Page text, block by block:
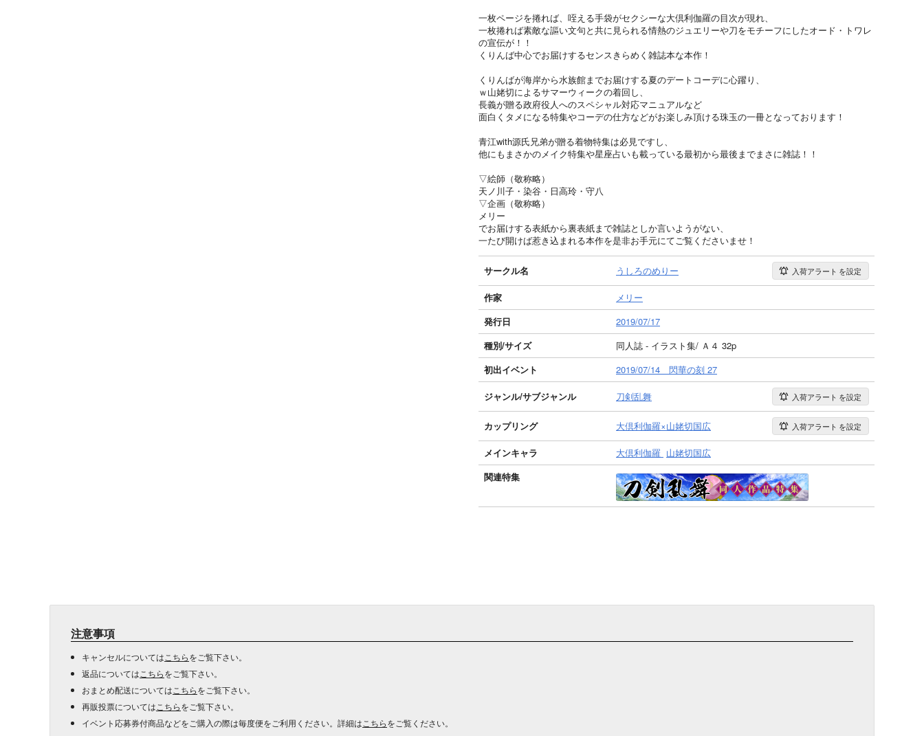
一枚ページを捲れば、咥える手袋がセクシーな大倶利伽羅の目次が現れ、
一枚捲れば素敵な謳い文句と共に見られる情熱のジュエリーや刀をモチーフにしたオード・トワレ
の宣伝が！！
くりんば中心でお届けするセンスきらめく雑誌本な本作！
くりんばが海岸から水族館までお届けする夏のデートコーデに心躍り、
ｗ山姥切によるサマーウィークの着回し、
長義が贈る政府役人へのスペシャル対応マニュアルなど
面白くタメになる特集やコーデの仕方などがお楽しみ頂ける珠玉の一冊となっております！
青江with源氏兄弟が贈る着物特集は必見ですし、
他にもまさかのメイク特集や星座占いも載っている最初から最後までまさに雑誌！！
▽絵師（敬称略）
天ノ川子・染谷・日高玲・守八
▽企画（敬称略）
メリー
でお届けする表紙から裏表紙まで雑誌としか言いようがない、
一たび開けば惹き込まれる本作を是非お手元にてご覧くださいませ！
サークル名 うしろのめりー 入荷アラート を設定
作家
メリー
発行日
2019/07/17
種別/サイズ
同人誌 - イラスト集/ Ａ４ 32p
初出イベント
2019/07/14 閃華の刻 27
ジャンル/サブジャンル 刀剣乱舞 入荷アラート を設定
カップリング 大倶利伽羅×山姥切国広 入荷アラート を設定
メインキャラ 大倶利伽羅 山姥切国広
関連特集
注意事項
キャンセルについては こちらをご覧下さい。
返品については こちらをご覧下さい。
おまとめ配送については こちらをご覧下さい。
再販投票については こちらをご覧下さい。
イベント応募券付商品などをご購入の際は毎度便をご利用ください。詳細は こちらをご覧ください。